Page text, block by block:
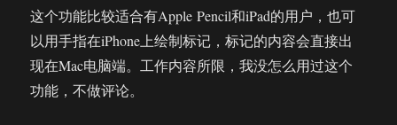
这个功能比较适合有Apple Pencil和iPad的用户，也可
以用手指在iPhone上绘制标记，标记的内容会直接出
现在Mac电脑端。工作内容所限，我没怎么用过这个
功能，不做评论。